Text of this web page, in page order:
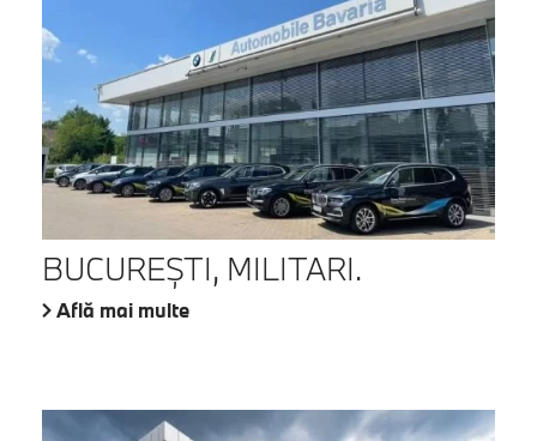
BUCUREŞTI, MILITARI.
Află mai multe